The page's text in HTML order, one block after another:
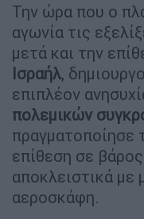
Την ώρα που ο
αγωνία τις
μετά και την
Ισραήλ,
επιπλέον
πολεμικών
πραγματοποίησε
επίθεση σε
αποκλειστικά
αεροσκάφη.